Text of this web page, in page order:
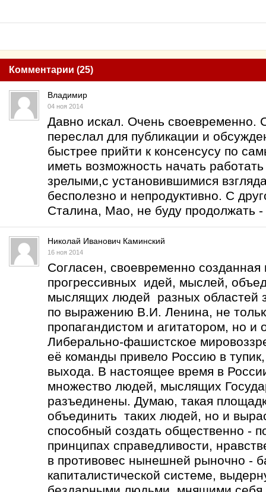
Комментарии (25)
Владимир
04 ноя 2014
Давно искал. Очень своевременно.
переслал для публикации и
быстрее прийти к консенсусу по
иметь возможность начать
зрелыми,с установившимися
бесполезно и непродуктивно. С
Сталина, Мао, не буду продолжать -
Николай Иванович Каминский
16 ноя 2014
Согласен, своевременно
прогрессивных идей, мыслей,
мыслящих людей разных областей
по выражению В.И. Ленина, не
пропагандистом и агитатором, но и
Либерально-фашистское
её команды привело Россию в
выхода. В настоящее время в
множество людей, мыслящих
разъединены. Думаю, такая
объединить таких людей, но и
способный создать общественно -
принципах справедливости,
в противовес нынешней рыночно -
капиталистической системе,